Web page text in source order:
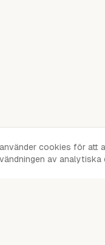
cookies för att
av analytiska